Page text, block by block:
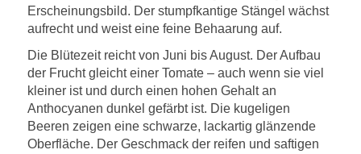
Erscheinungsbild. Der stumpfkantige Stängel wächst
aufrecht und weist eine feine Behaarung auf.
Die Blütezeit reicht von Juni bis August. Der Aufbau
der Frucht gleicht einer Tomate – auch wenn sie viel
kleiner ist und durch einen hohen Gehalt an
Anthocyanen dunkel gefärbt ist. Die kugeligen
Beeren zeigen eine schwarze, lackartig glänzende
Oberfläche. Der Geschmack der reifen und saftigen